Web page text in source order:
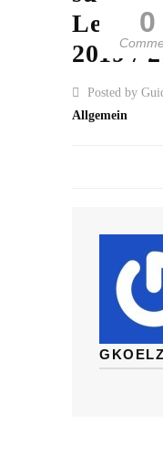
0
2019 /
Posted by
Allgemein